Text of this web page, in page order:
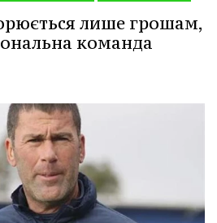
лише грошам,
команда